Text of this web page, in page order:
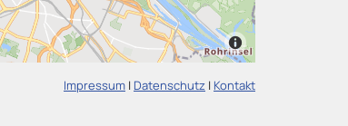
Impressum | Datenschutz | Kontakt